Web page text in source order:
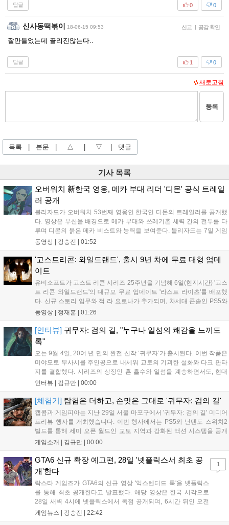
답글 0
0
신사동떡볶이 18-06-15 09:53 신고 | 공감 확인
잘만들었는데 끌리진않는다..
답글 0
1
새로고침
등록
목록 본문 △ ▽ 댓글
기사 목록
오버워치 新한국 영웅, 메카 부대 리더 '디몬' 공식 트레일
러 공개
블리자드가 오버워치 53번째 영웅인 한국인 디몬의 트레일러를 공개했
다. 영상은 부산을 배경으로 메카 부대와 쓰레기촌 세력 간의 전투를 다
루며 디몬의 붉은 메카 비스트와 능력을 보여준다. 블리자드는 7일 게임
플레이 영상 공개를 시작으로 10일 시즌4 트레일러를 선보이며, 11일 시
론의 대립이 본격화될 전망이다....
동영상 | 강승진 01:52
'고스트리콘: 와일드랜드', 출시 9년 차에 무료 대형 업데
이트
유비소프트가 고스트 리콘 시리즈 25주년을 기념해 6일(현지시간) '고스
트 리콘 와일드랜드'의 대규모 무료 업데이트 '라스트 라이츠'를 배포했
다. 신규 스토리 임무와 적 라 요로나가 추가되며, 차세대 콘솔인 PS5와
Xbox Series X|S에서 4K 60FPS를 지원한다. 또한 편의성 개선과 함께
리를 제공한다....
동영상 | 정재훈 01:26
[인터뷰] 귀무자: 검의 길, "누구나 일섬의 쾌감을 느끼도
록"
오는 9월 4일, 20여 년 만의 완전 신작 ‘귀무자’가 출시된다. 이번 작품은
미야모토 무사시를 주인공으로 내세워 교토의 기괴한 설화와 다크 판타
지를 결합했다. 시리즈의 상징인 혼 흡수와 일섬을 계승하면서도, 현대
적인 검극 액션과 '무너뜨리기 일섬'을 더해 전투의 깊이를 더했다. 개발
하고자 했으며, 실제 검술 전문가의 모션 캡처를 통해 리얼리티를 극대
화했다. 세계관을 새롭게 재구성한 이번 신작은 기존 시리즈와 설정은
다르지만, 특유의 통쾌한 손맛과 다크 판타지 분위기를 충실히 담아내어
시리즈 팬과 신규 이용자 모두에게 새로운 재미를 선사할 예정이다....
인터뷰 | 김규만 00:00
[체험기] 탐험은 더하고, 손맛은 그대로 '귀무자: 검의 길'
캡콤과 게임피아는 지난 29일 서울 마포구에서 '귀무자: 검의 길' 미디어
프리뷰 행사를 개최했습니다. 이번 행사에서는 PS5와 닌텐도 스위치2
빌드를 통해 세미 오픈 월드인 교토 지역과 강화된 액션 시스템을 공개
했습니다. 주인공 미야모토 무사시가 오니를 정화하는 과정을 담았으며,
탄탄한 게임성을 선보여 기대감을 높였습니다....
게임소개 | 김규만 00:00
GTA6 신규 확장 예고편, 28일 '넷플릭스서 최초 공
개'한다
락스타 게임즈가 GTA6의 신규 영상 '익스텐디드 룩'을 넷플릭스
를 통해 최초 공개한다고 발표했다. 해당 영상은 한국 시각으로
28일 새벽 4시에 넷플릭스에서 독점 공개되며, 6시간 뒤인 오전
10시부터 공식 유튜브와 홈페이지에서도 확인할 수 있다. 기존보
게임뉴스 | 강승진 22:42
1